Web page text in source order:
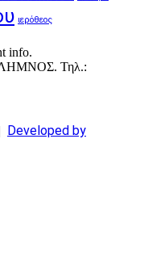
ιερόθεος
info.
ΛΗΜΝΟΣ. Τηλ.:
Developed by